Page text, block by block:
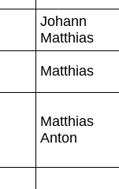
Johann
Matthias
Matthias
Matthias
Anton